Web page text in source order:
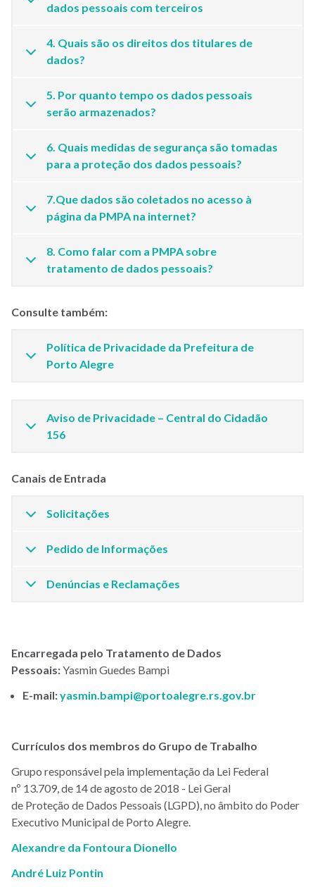
dados pessoais com terceiros
4. Quais são os direitos dos titulares de
dados?
5. Por quanto tempo os dados pessoais
serão armazenados?
6. Quais medidas de segurança são tomadas
para a proteção dos dados pessoais?
7.Que dados são coletados no acesso à
página da PMPA na internet?
8. Como falar com a PMPA sobre
tratamento de dados pessoais?
Consulte também:
Política de Privacidade da Prefeitura de
Porto Alegre
Aviso de Privacidade – Central do Cidadão
156
Canais de Entrada
Solicitações
Pedido de Informações
Denúncias e Reclamações
Encarregada pelo Tratamento de Dados
Pessoais:Yasmin Guedes Bampi
E-mail:yasmin.bampi@portoalegre.rs.gov.br
Currículos dos membros do Grupo de Trabalho
Grupo responsável pela implementação da Lei Federal
nº 13.709, de 14 de agosto de 2018 - Lei Geral
de Proteção de Dados Pessoais (LGPD), no âmbito do Poder
Executivo Municipal de Porto Alegre.
Alexandre da Fontoura Dionello
André Luiz Pontin